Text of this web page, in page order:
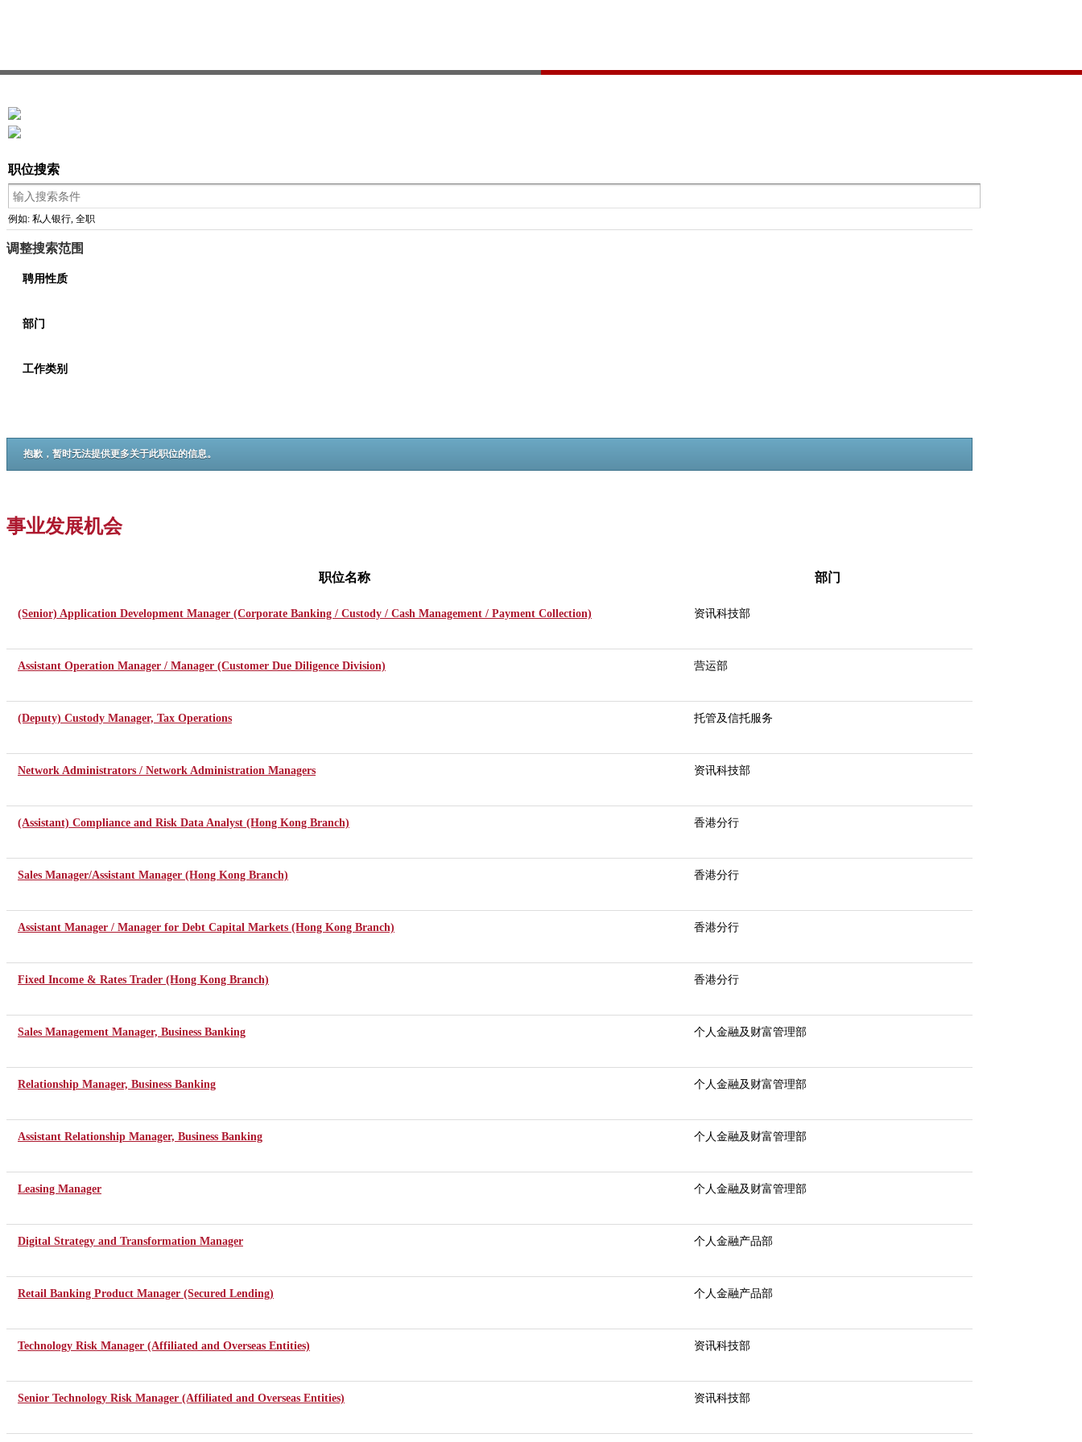
职位搜索
例如: 私人银行, 全职
调整搜索范围
聘用性质
部门
工作类别
抱歉，暂时无法提供更多关于此职位的信息。
事业发展机会
职位名称 部门
(Senior) Application Development Manager (Corporate Banking / Custody / Cash Management / Payment Collection) 资讯科技部
Assistant Operation Manager / Manager (Customer Due Diligence Division) 营运部
(Deputy) Custody Manager, Tax Operations 托管及信托服务
Network Administrators / Network Administration Managers 资讯科技部
(Assistant) Compliance and Risk Data Analyst (Hong Kong Branch) 香港分行
Sales Manager/Assistant Manager (Hong Kong Branch) 香港分行
Assistant Manager / Manager for Debt Capital Markets (Hong Kong Branch) 香港分行
Fixed Income & Rates Trader (Hong Kong Branch) 香港分行
Sales Management Manager, Business Banking 个人金融及财富管理部
Relationship Manager, Business Banking 个人金融及财富管理部
Assistant Relationship Manager, Business Banking 个人金融及财富管理部
Leasing Manager 个人金融及财富管理部
Digital Strategy and Transformation Manager 个人金融产品部
Retail Banking Product Manager (Secured Lending) 个人金融产品部
Technology Risk Manager (Affiliated and Overseas Entities) 资讯科技部
Senior Technology Risk Manager (Affiliated and Overseas Entities) 资讯科技部